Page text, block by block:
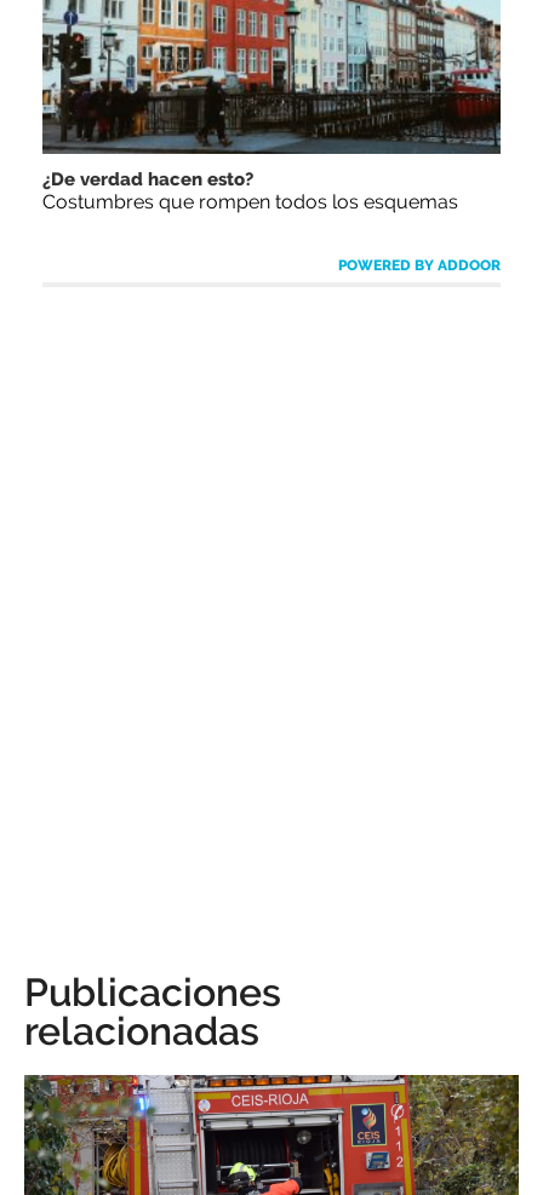
¿De verdad hacen esto?
Costumbres que rompen todos los esquemas
POWERED BY ADDOOR
Publicaciones
relacionadas